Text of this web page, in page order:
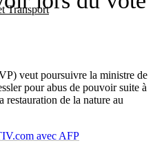
Transport
veut poursuivre la ministre de
pour abus de pouvoir suite à
restauration de la nature au
avec AFP